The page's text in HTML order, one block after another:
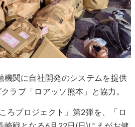
機関に自社開発のシステムを提供
ラブ「ロアッソ熊本」と協力。
ろプロジェクト」第2弾を、「ロ